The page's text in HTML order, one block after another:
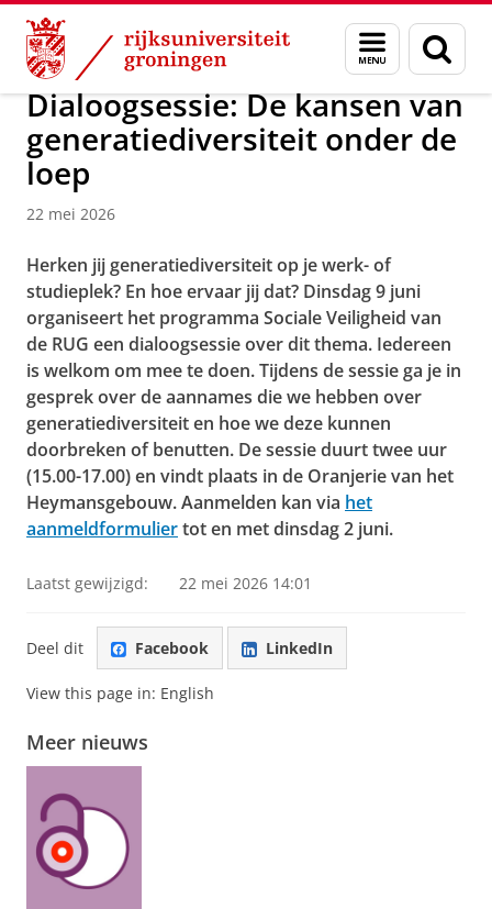
Skip
Content
Skip
Navigation
Menu
en
zoeken
Over ons Beleid en strategie Sociale Veiligheid
Dialoogsessie: De kansen van
generatiediversiteit onder de
loep
22 mei 2026
Herken jij generatiediversiteit op je werk- of
studieplek? En hoe ervaar jij dat? Dinsdag 9 juni
organiseert het programma Sociale Veiligheid van
de RUG een dialoogsessie over dit thema. Iedereen
is welkom om mee te doen. Tijdens de sessie ga je in
gesprek over de aannames die we hebben over
generatiediversiteit en hoe we deze kunnen
doorbreken of benutten. De sessie duurt twee uur
(15.00-17.00) en vindt plaats in de Oranjerie van het
Heymansgebouw. Aanmelden kan via het
aanmeldformuliertot en met dinsdag 2 juni.
Laatst gewijzigd: 22 mei 2026 14:01
Deel dit Facebook LinkedIn
View this page in: English
Meer nieuws